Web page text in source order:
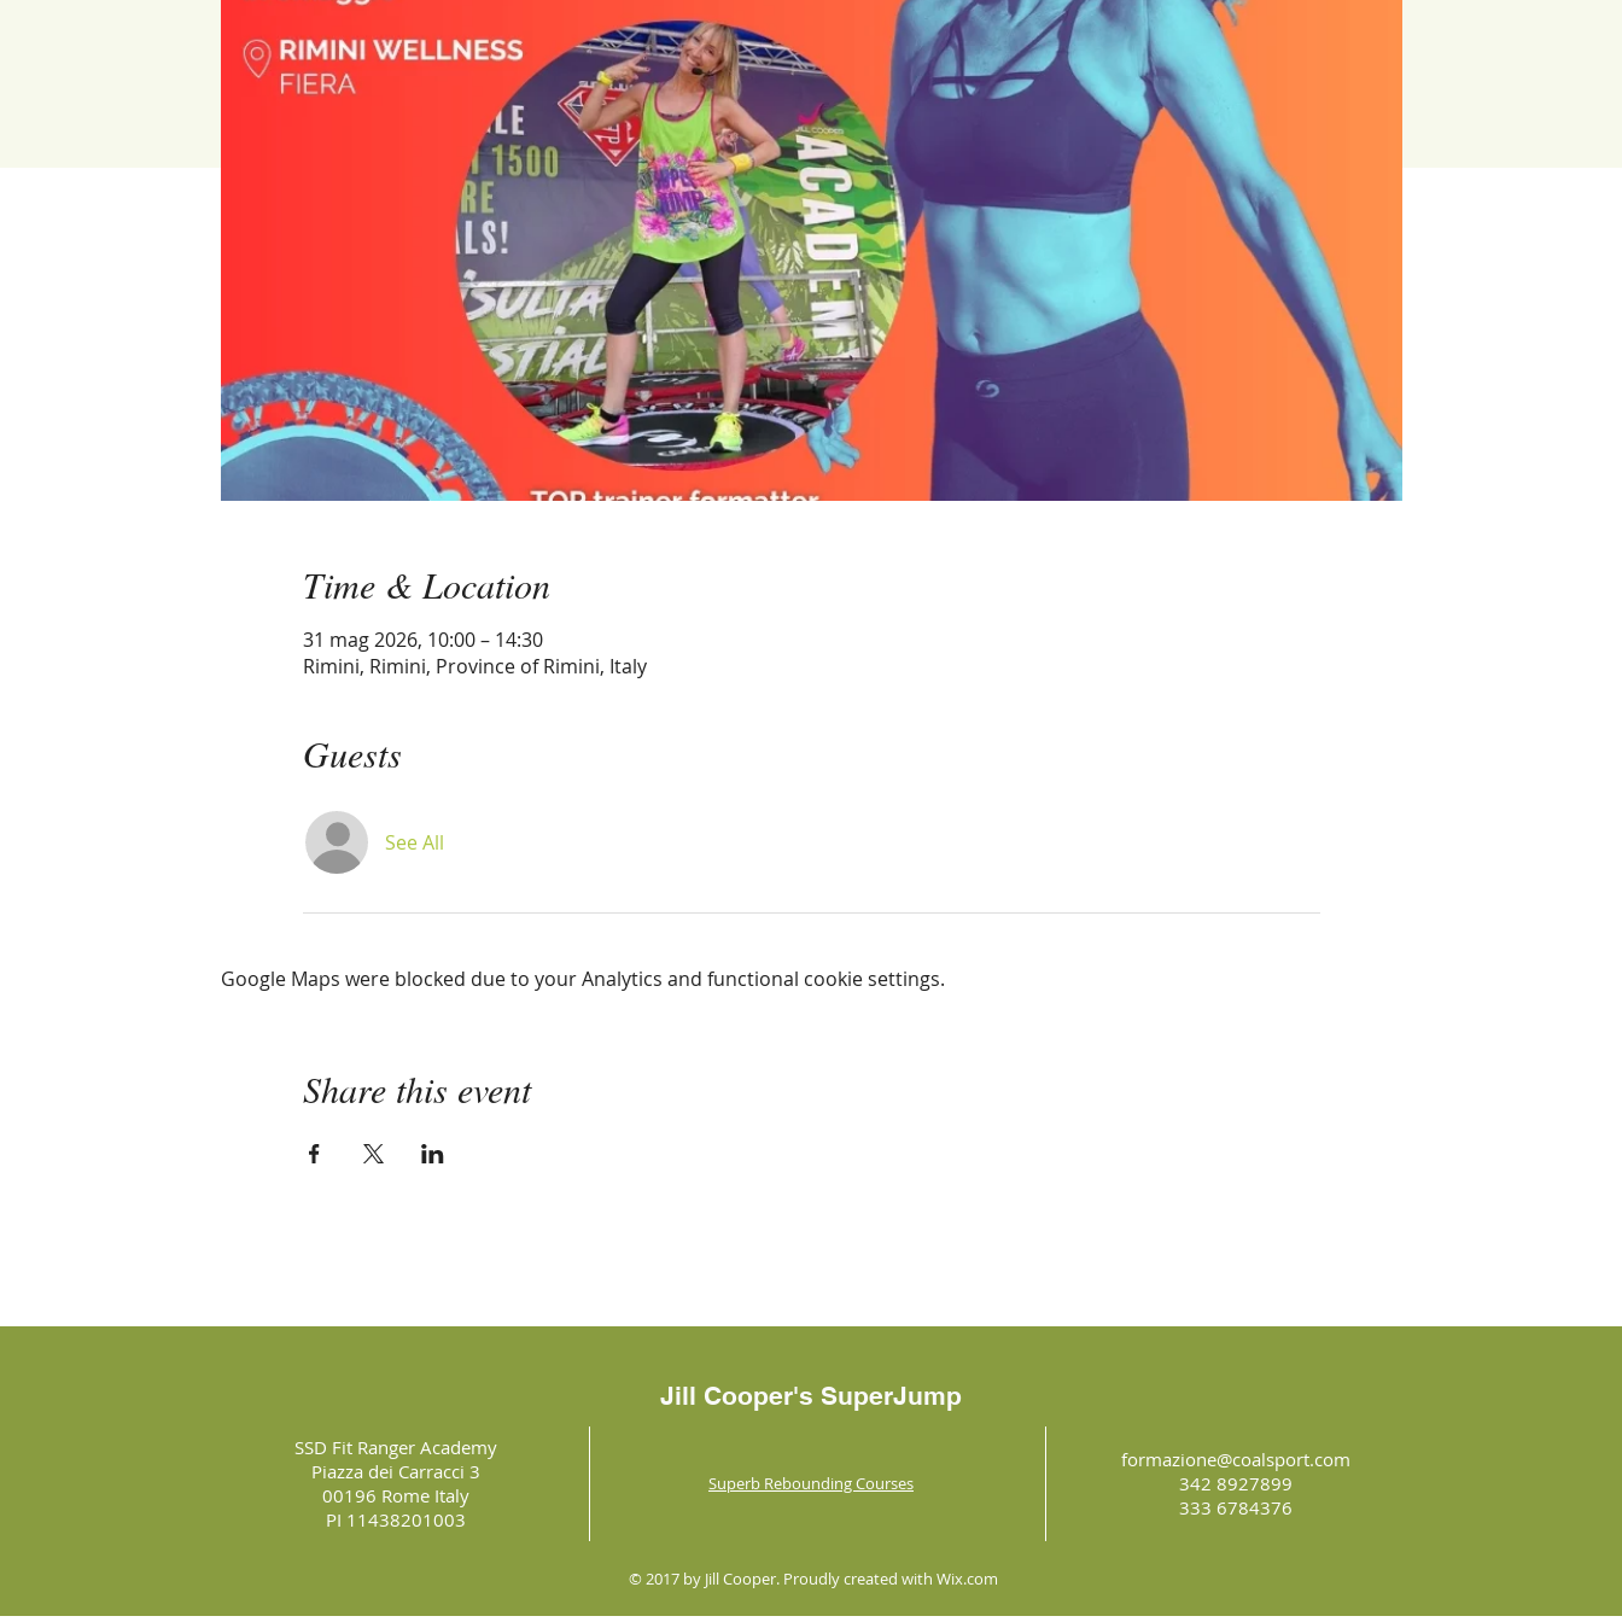
Time & Location
31 mag 2026, 10:00 – 14:30
Rimini, Rimini, Province of Rimini, Italy
Guests
See All
Google Maps were blocked due to your Analytics and functional cookie settings.
Share this event
Jill Cooper's SuperJump
SSD Fit Ranger Academy
Piazza dei Carracci 3
00196 Rome Italy
PI 11438201003
Superb Rebounding Courses
formazione@coalsport.com
342 8927899
333 6784376
© 2017 by Jill Cooper. Proudly created with Wix.com